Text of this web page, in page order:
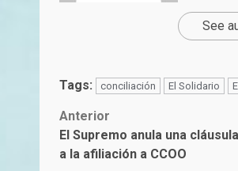
See
Tags: conciliación El Solidario
Post
navigation
Anterior
El Supremo anula una
a la afiliación a CCOO